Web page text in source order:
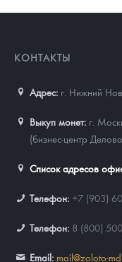
КОНТАКТЫ
Адрес: г. Нижний
Выкуп монет: г.
(бизнес-центр
Список адресов
Телефон: +7 (903)
Телефон: 8 (800)
Email: mail@zoloto-